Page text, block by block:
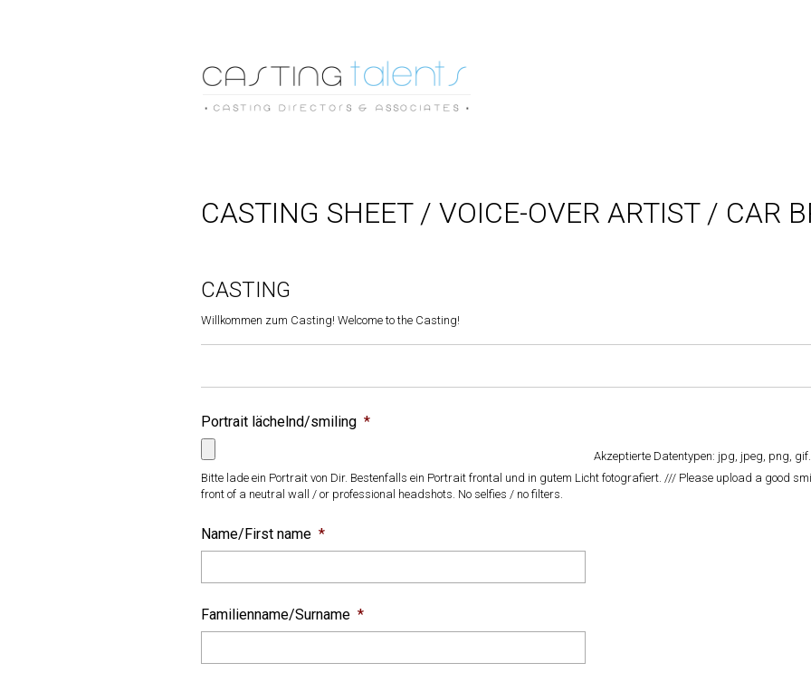
CASTING SHEET / VOICE-OVER ARTIST / CAR
CASTING
Willkommen zum Casting! Welcome to the Casting!
Portrait lächelnd/smiling *
Akzeptierte Datentypen: jpg, jpeg, png, gif.
Bitte lade ein Portrait von Dir. Bestenfalls ein Portrait frontal und in gutem Licht fotografiert. /// Please upload a good
front of a neutral wall / or professional headshots. No selfies / no filters.
Name/First name *
Familienname/Surname *